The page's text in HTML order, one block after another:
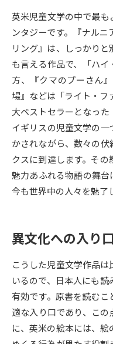
SELFBRAND特集ページ
オープンキャンパスな
オープンキャンパス検索
来場型・Web型イベント特集
受験
併願校選び
先輩が入学を決めた理由
英米児童文学の中で最も
ンタジーです。『ナルニ
リング』は、しっかり
も言える作品で、「ハ
方、『クマのプーさん
場』などは「ライト・フ
大ベストセラーとなった
イギリスの児童文学の
かされながら、数々の
クスに到達します。そ
魅力あふれる物語の舞
今も世界中の人々を魅了
異文化への入り
こうした児童文学作品
いるので、日本人にも
有効です。原書を読む
適な入り口であり、こ
に、英米の絵本には、